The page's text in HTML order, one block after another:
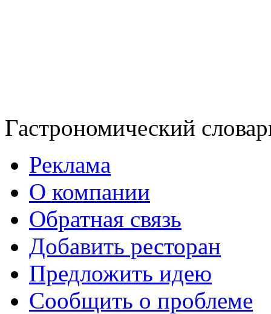
Гастрономический
Реклама
О компании
Обратная связь
Добавить ресторан
Предложить идею
Сообщить о проблеме